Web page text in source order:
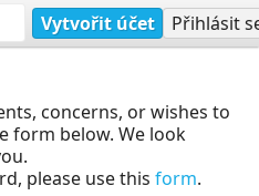
Vytvořit účet Přihlásit
concerns, or wishes to
form below. We look
please use this form.